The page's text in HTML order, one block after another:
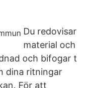
Du redovisar
material och
och bifogar t
dina ritningar
För att